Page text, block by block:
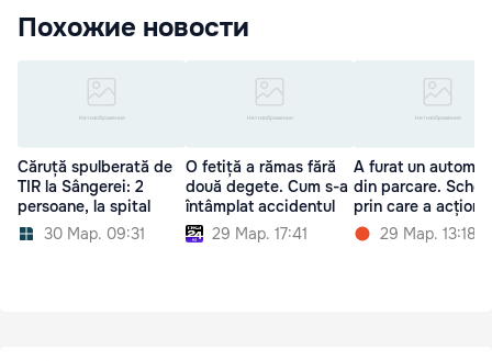
Похожие новости
Căruță spulberată de
TIR la Sângerei: 2
persoane, la spital
30 Мар. 09:31
O fetiță a rămas fără
două degete. Cum s-a
întâmplat accidentul
29 Мар. 17:41
A furat un
din parcare.
prin care a
29 Мар. 13:18